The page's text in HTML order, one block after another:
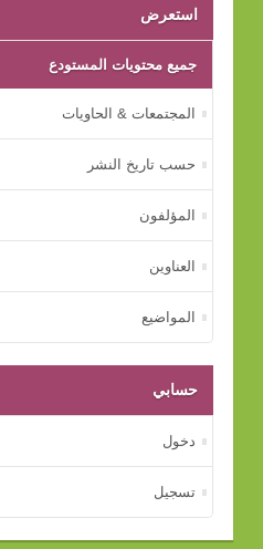
استعرض
جميع محتويات المستودع
المجتمعات & الحاويات
حسب تاريخ النشر
المؤلفون
العناوين
المواضيع
حسابي
دخول
تسجيل